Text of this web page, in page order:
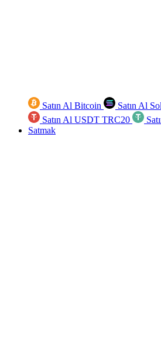
Satın Al Bitcoin Satın Al
Satın Al USDT TRC20
Satmak